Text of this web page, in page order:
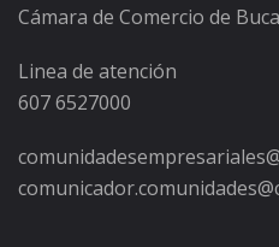
Cámara de Comercio de
Linea de atención
607 6527000